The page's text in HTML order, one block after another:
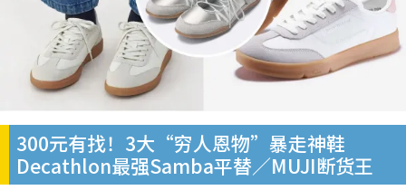
300元有找！3大“穷人恩物”暴走神鞋
Decathlon最强Samba平替／MUJI断货王